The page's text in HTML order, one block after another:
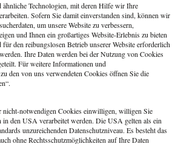
Technologien, mit deren Hilfe wir Ihre
Sofern Sie damit einverstanden sind, können wir
um unsere Website zu verbessern,
und Ihnen ein großartiges Website-Erlebnis zu bieten
den reibungslosen Betrieb unserer Website erforderlich
Ihre Daten werden bei der Nutzung von Cookies
Für weitere Informationen und
den von uns verwendeten Cookies öffnen Sie die
nicht-notwendigen Cookies einwilligen, willigen Sie
in den USA verarbeitet werden. Die USA gelten als ein
unzureichenden Datenschutzniveau. Es besteht das
ohne Rechtsschutzmöglichkeiten auf Ihre Daten